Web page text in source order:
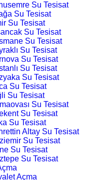
Su Tesisat
Su Tesisat
Su Tesisat
Su Tesisat
Su Tesisat
Su Tesisat
Su Tesisat
Su Tesisat
Su Tesisat
Su Tesisat
Su Tesisat
Su Tesisat
Su Tesisat
Su Tesisat
Altay Su Tesisat
Su Tesisat
Su Tesisat
Su Tesisat
Açma